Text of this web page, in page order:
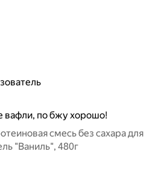
вафли, по бжу хорошо!
смесь без сахара для
"Ваниль", 480г